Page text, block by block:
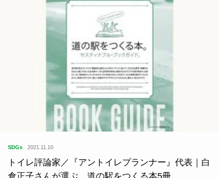
SDGs 2021.11.10
トイレ評論家／『アントイレプランナー』代表｜白
倉正子さんが選ぶ、道の駅をつくる本5冊